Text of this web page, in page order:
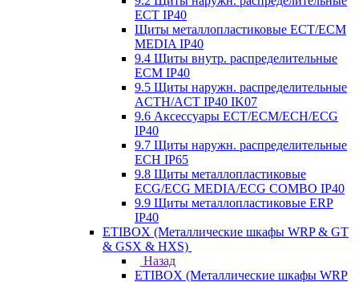
ECT IP40
Щиты металлопластиковые ECT/ECM
MEDIA IP40
9.4 Щиты внутр. распределительные
ECМ IP40
9.5 Щиты наружн. распределительные
ACTH/ACT IP40 IK07
9.6 Аксессуары ECT/ECM/ECH/ECG
IP40
9.7 Щиты наружн. распределительные
ECH IP65
9.8 Щиты металлопластиковые
ECG/ECG MEDIA/ECG COMBO IP40
9.9 Щиты металлопластиковые ERP
IP40
ETIBOX (Металлические шкафы WRP & GT
& GSX & HXS)
Назад
ETIBOX (Металлические шкафы WRP